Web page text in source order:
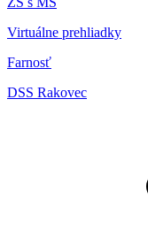
Virtuálne prehliadky
Farnosť
DSS Rakovec